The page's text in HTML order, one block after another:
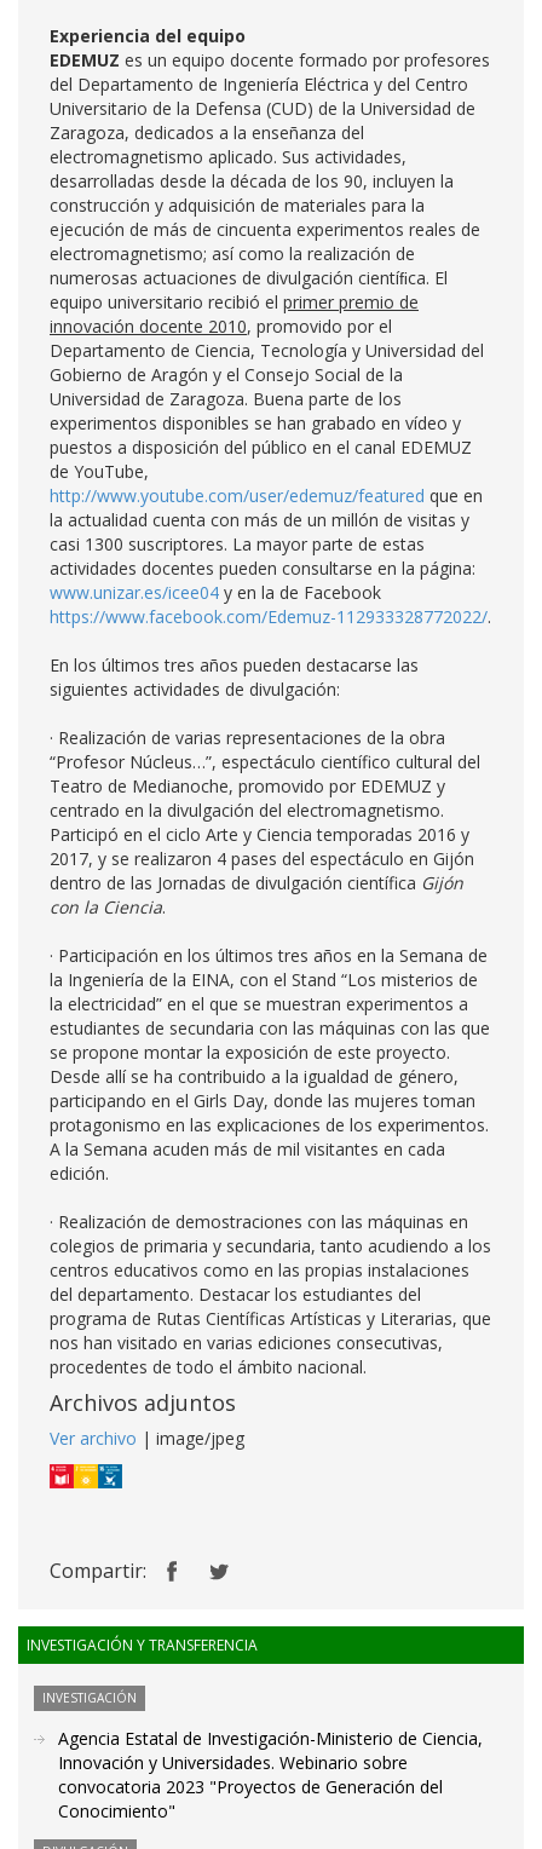
Experiencia del equipo
EDEMUZ es un equipo docente formado por profesores
del Departamento de Ingeniería Eléctrica y del Centro
Universitario de la Defensa (CUD) de la Universidad de
Zaragoza, dedicados a la enseñanza del
electromagnetismo aplicado. Sus actividades,
desarrolladas desde la década de los 90, incluyen la
construcción y adquisición de materiales para la
ejecución de más de cincuenta experimentos reales de
electromagnetismo; así como la realización de
numerosas actuaciones de divulgación cientíﬁca. El
equipo universitario recibió el primer premio de
innovación docente 2010, promovido por el
Departamento de Ciencia, Tecnología y Universidad del
Gobierno de Aragón y el Consejo Social de la
Universidad de Zaragoza. Buena parte de los
experimentos disponibles se han grabado en vídeo y
puestos a disposición del público en el canal EDEMUZ
de YouTube,
http://www.youtube.com/user/edemuz/featured que en
la actualidad cuenta con más de un millón de visitas y
casi 1300 suscriptores. La mayor parte de estas
actividades docentes pueden consultarse en la página:
www.unizar.es/icee04 y en la de Facebook
https://www.facebook.com/Edemuz-112933328772022/.
En los últimos tres años pueden destacarse las
siguientes actividades de divulgación:
· Realización de varias representaciones de la obra
“Profesor Núcleus…”, espectáculo científico cultural del
Teatro de Medianoche, promovido por EDEMUZ y
centrado en la divulgación del electromagnetismo.
Participó en el ciclo Arte y Ciencia temporadas 2016 y
2017, y se realizaron 4 pases del espectáculo en Gijón
dentro de las Jornadas de divulgación científica Gijón
con la Ciencia.
· Participación en los últimos tres años en la Semana de
la Ingeniería de la EINA, con el Stand “Los misterios de
la electricidad” en el que se muestran experimentos a
estudiantes de secundaria con las máquinas con las que
se propone montar la exposición de este proyecto.
Desde allí se ha contribuido a la igualdad de género,
participando en el Girls Day, donde las mujeres toman
protagonismo en las explicaciones de los experimentos.
A la Semana acuden más de mil visitantes en cada
edición.
· Realización de demostraciones con las máquinas en
colegios de primaria y secundaria, tanto acudiendo a los
centros educativos como en las propias instalaciones
del departamento. Destacar los estudiantes del
programa de Rutas Científicas Artísticas y Literarias, que
nos han visitado en varias ediciones consecutivas,
procedentes de todo el ámbito nacional.
Archivos adjuntos
Ver archivo | image/jpeg
Compartir:
INVESTIGACIÓN Y TRANSFERENCIA
INVESTIGACIÓN
Agencia Estatal de Investigación-Ministerio de Ciencia,
Innovación y Universidades. Webinario sobre
convocatoria 2023 "Proyectos de Generación del
Conocimiento"